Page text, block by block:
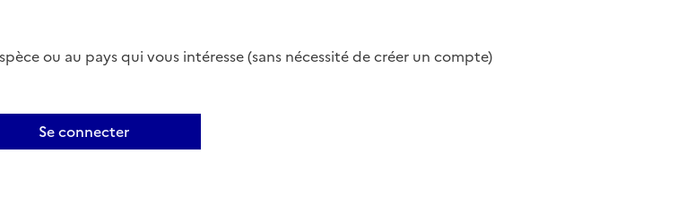
ou au pays qui vous intéresse (sans nécessité de créer un compte)
Se connecter